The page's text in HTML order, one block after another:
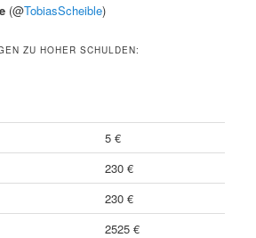
(@TobiasScheible)
ZU HOHER SCHULDEN:
5 €
230 €
230 €
2525 €